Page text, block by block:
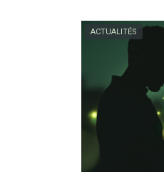
ACTUALITÉS